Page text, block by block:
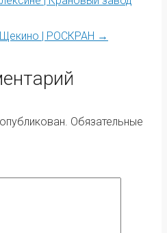
| РОСКРАН →
Обязательные